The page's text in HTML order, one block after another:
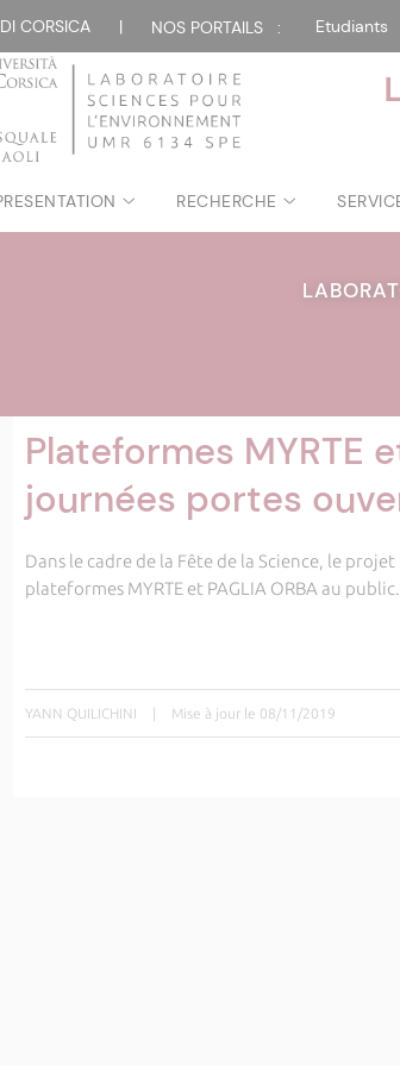
CORSICA | NOS PORTAILS : Etudiants
RECHERCHE
Plateformes MYRTE
journées portes
Dans le cadre de la Fête de la Science, le projet
plateformes MYRTE et PAGLIA ORBA au public.
YANN QUILICHINI | Mise à jour le 08/11/2019